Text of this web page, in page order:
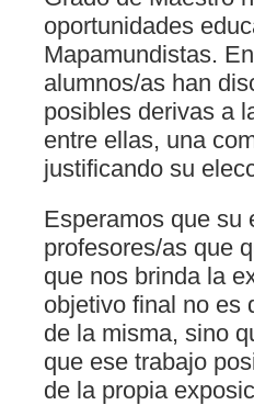
oportunidades
Mapamundistas.
alumnos/as han
posibles derivas a
entre ellas, una
justificando su
Esperamos que su
profesores/as que
que nos brinda la
objetivo final no es
de la misma, sino
que ese trabajo
de la propia